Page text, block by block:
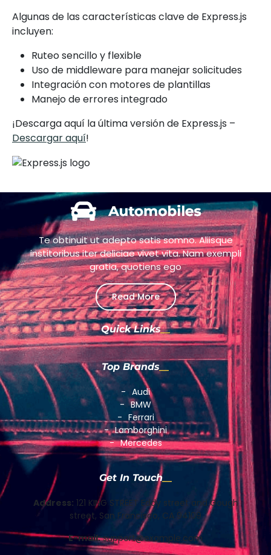
Algunas de las características clave de Express.js
incluyen:
Ruteo sencillo y flexible
Uso de middleware para manejar solicitudes
Integración con motores de plantillas
Manejo de errores integrado
¡Descarga aquí la última versión de Express.js –
Descargar aquí!
Te obtinuit ut adepto satis somno. Aliisque
institoribus iter deliciae vivet vita. Nam exempli
gratia, quotiens ego
Read More
Quick Links
Top Brands
Audi
BMW
Ferrari
Lamborghini
Mercedes
Get In Touch
Address: 121 KING STREET Eddy street and Gough
street, San Francisco, CA 94109
E-mail:support@example.com